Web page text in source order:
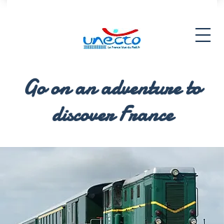
Go on an adventure to
discover France